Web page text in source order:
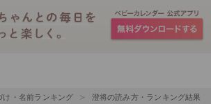
け・名前ランキング 澄将の読み方・ランキング結果